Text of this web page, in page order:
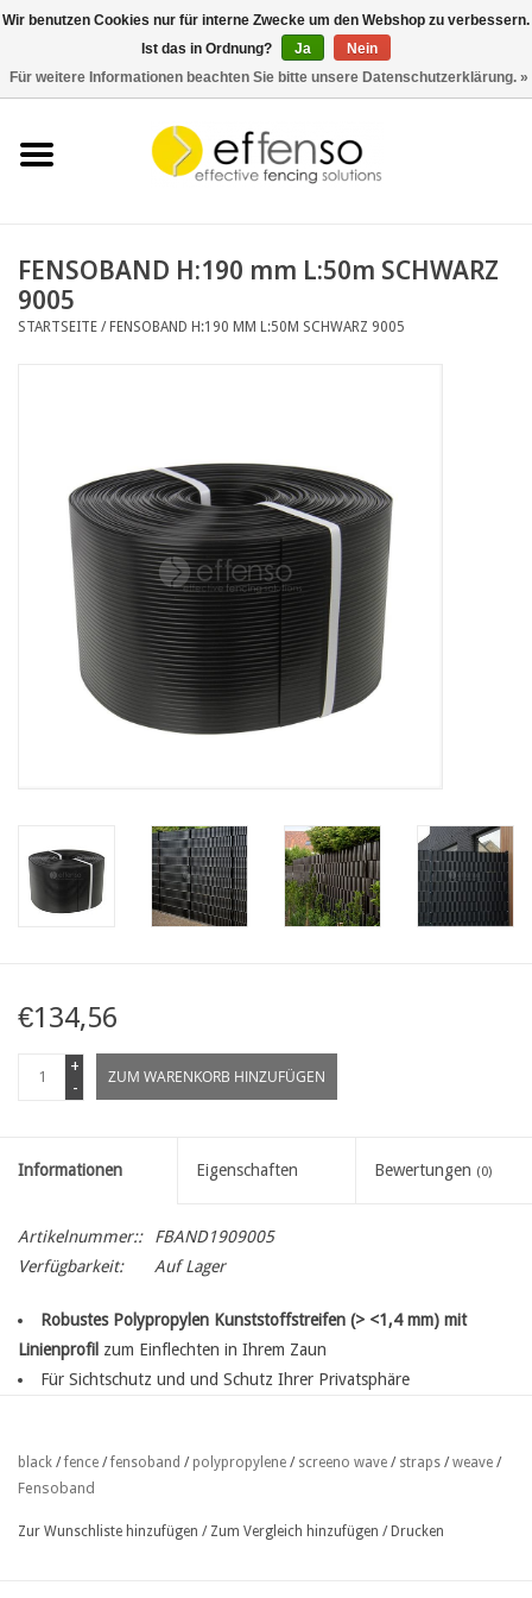
Beleuchtung
Dokumente
FENSOBAND H:190 mm L:50m SCHWARZ
9005
STARTSEITE /FENSOBAND H:190 MM L:50M SCHWARZ 9005
€134,56
+
-
ZUM WARENKORB HINZUFÜGEN
Informationen Eigenschaften Bewertungen (0)
Artikelnummer::
FBAND1909005
Verfügbarkeit:
Auf Lager
Robustes Polypropylen Kunststoffstreifen (> <1,4 mm) mit
Linienprofil zum Einflechten in Ihrem Zaun
Für Sichtschutz und und Schutz Ihrer Privatsphäre
Tannengrün RAL 6009
Anthrazit RAL 7016
Mokkagrau RAL 7030
black /fence /fensoband / polypropylene / screeno wave / straps /weave /
Fensoband
Zur Wunschliste hinzufügen / Zum Vergleich hinzufügen / Drucken
Wir benutzen Cookies nur für interne Zwecke um den Webshop zu verbessern.
Ist das in Ordnung?
Ja
Nein
Für weitere Informationen beachten Sie bitte unsere Datenschutzerklärung. »